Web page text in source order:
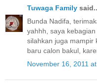
Tuwaga Family
Bunda Nadifa,
yahhh, saya
silahkan juga mampir
baru calon bakul,
November 16, 2011